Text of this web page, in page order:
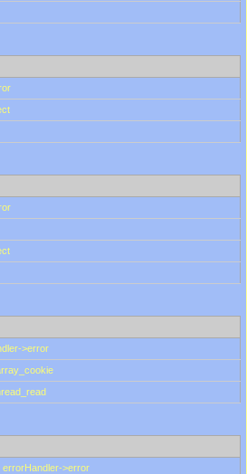
>error
errorHandler->error